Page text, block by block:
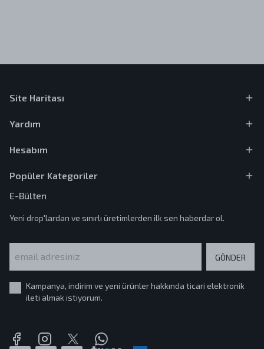
Site Haritası
Yardım
Hesabım
Popüler Kategoriler
E-Bülten
Yeni drop'lardan ve sınırlı üretimlerden ilk sen haberdar ol.
GÖNDER
Kampanya, indirim ve yeni ürünler hakkında ticari elektronik
ileti almak istiyorum.